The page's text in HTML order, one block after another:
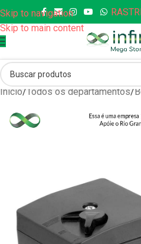
Skip to navigation
Skip to main content
Início/ Todos os departamentos/